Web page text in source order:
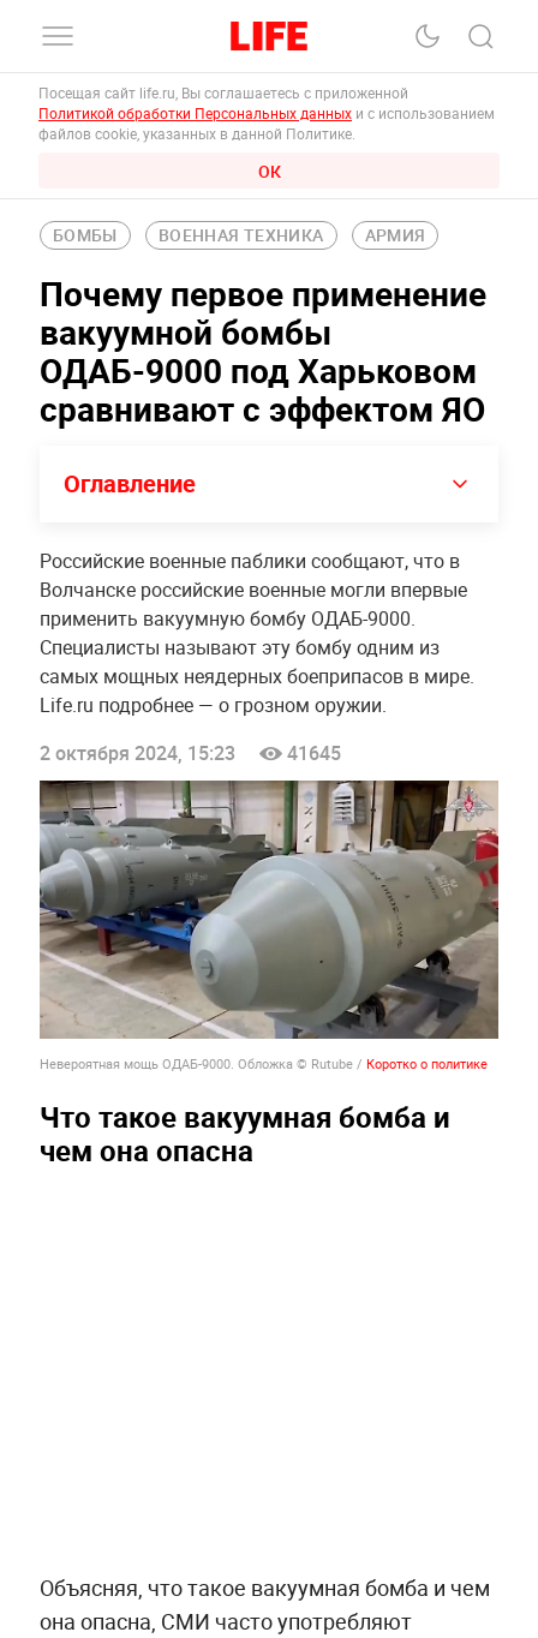
Посещая сайт life.ru, Вы соглашаетесь с приложенной
Политикой обработки Персональных данных и с использованием
файлов cookie, указанных в данной Политике.
ОК
БОМБЫ ВОЕННАЯ ТЕХНИКА АРМИЯ
Почему первое применение
вакуумной бомбы
ОДАБ-9000 под Харьковом
сравнивают с эффектом ЯО
Оглавление
Российские военные паблики сообщают, что в
Волчанске российские военные могли впервые
применить вакуумную бомбу ОДАБ-9000.
Специалисты называют эту бомбу одним из
самых мощных неядерных боеприпасов в мире.
Life.ru подробнее — о грозном оружии.
2 октября 2024, 15:23
41645
Невероятная мощь ОДАБ-9000. Обложка © Rutube / Коротко о политике
Что такое вакуумная бомба и
чем она опасна
Объясняя, что такое вакуумная бомба и чем
она опасна, СМИ часто употребляют